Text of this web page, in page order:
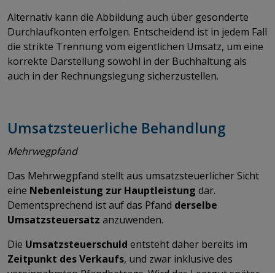
Alternativ kann die Abbildung auch über gesonderte
Durchlaufkonten erfolgen. Entscheidend ist in jedem Fall
die strikte Trennung vom eigentlichen Umsatz, um eine
korrekte Darstellung sowohl in der Buchhaltung als
auch in der Rechnungslegung sicherzustellen.
Umsatzsteuerliche Behandlung
Mehrwegpfand
Das Mehrwegpfand stellt aus umsatzsteuerlicher Sicht
eine Nebenleistung zur Hauptleistung dar.
Dementsprechend ist auf das Pfand derselbe
Umsatzsteuersatz anzuwenden.
Die Umsatzsteuerschuld entsteht daher bereits im
Zeitpunkt des Verkaufs, und zwar inklusive des